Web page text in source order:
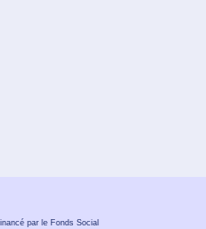
par le Fonds Social